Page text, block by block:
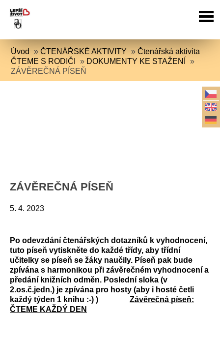
Úvod »ČTENÁŘSKÉ AKTIVITY »Čtenářská aktivita
ČTEME S RODIČI
» DOKUMENTY KE STAŽENÍ
»
ZÁVĚREČNÁ PÍSEŇ
ZÁVĚREČNÁ PÍSEŇ
5. 4. 2023
Po odevzdání čtenářských dotazníků k vyhodnocení,
tuto píseň vytiskněte do každé třídy, aby třídní
učitelky se píseň se žáky naučily. Píseň pak bude
zpívána s harmonikou při závěrečném vyhodnocení a
předání knižních odměn. Poslední sloka (v
2.os.č.jedn.) je zpívána pro hosty (aby i hosté četli
každý týden 1 knihu :-) ) Závěrečná píseň:
ČTEME KAŽDÝ DEN